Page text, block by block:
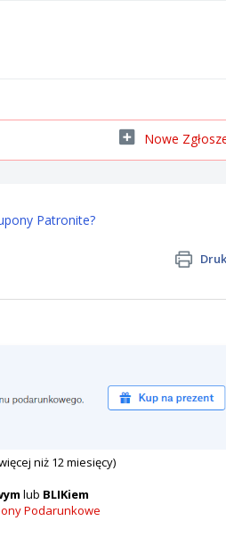
Nowe
Patronite?
niż 12 miesięcy)
lub BLIKiem
Podarunkowe